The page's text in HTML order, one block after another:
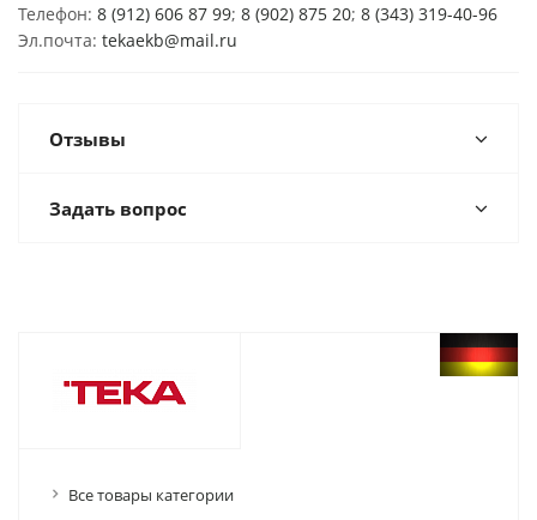
Телефон: 8 (912) 606 87 99; 8 (902) 875 20; 8 (343) 319-40-96
Эл.почта: tekaekb@mail.ru
Отзывы
Задать вопрос
Все товары категории